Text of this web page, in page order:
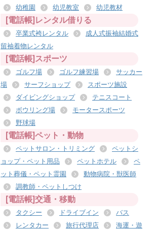
幼稚園
幼児教室 幼児教材
[電話帳]レンタル借りる
卒業式袴レンタル
成人式振袖結婚式
留袖着物レンタル
[電話帳]スポーツ
ゴルフ場 ゴルフ練習場
サッカー
場
サーフショップ
スポーツ施設
ダイビングショップ
テニスコート
ボウリング場
モータースポーツ
野球場
[電話帳]ペット・動物
ペットサロン・トリミング
ペットシ
ョップ・ペット用品
ペットホテル
ペ
ット葬儀・ペット霊園
動物病院・獣医師
調教師・ペットしつけ
[電話帳]交通・移動
タクシー ドライブイン
バス
レンタカー
旅行代理店
海運・遊